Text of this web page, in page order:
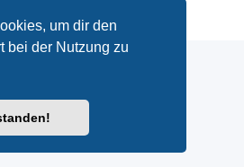
um dir den
bei der Nutzung zu
|Nutzungsbedingungen